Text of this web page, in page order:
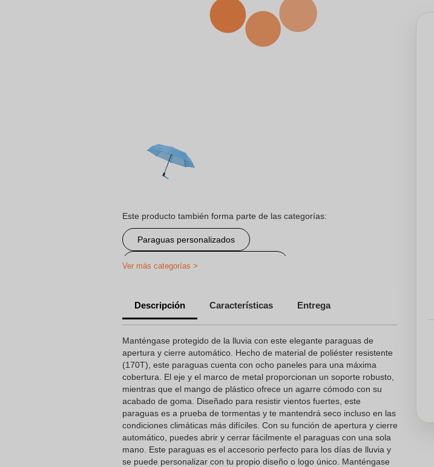
Este producto también forma parte de las categorías:
Paraguas personalizados
Paraguas de tormenta estampados
Ver más categorías >
Descripción Características Entrega
Manténgase protegido de la lluvia con este elegante paraguas de
apertura y cierre automático. Hecho de material de poliéster resistente
(170T), este paraguas cuenta con ocho paneles para una máxima
cobertura. El eje y el marco de metal proporcionan un soporte robusto,
mientras que el mango de plástico ofrece un agarre cómodo con su
acabado de goma. Diseñado para resistir vientos fuertes, este
paraguas es a prueba de tormentas y te mantendrá seco incluso en las
condiciones climáticas más difíciles. Con su función de apertura y cierre
automático, puedes abrir y cerrar fácilmente el paraguas con una sola
mano. Este paraguas es el accesorio perfecto para los días de lluvia y
se puede personalizar con tu propio diseño o logo único. Manténgase